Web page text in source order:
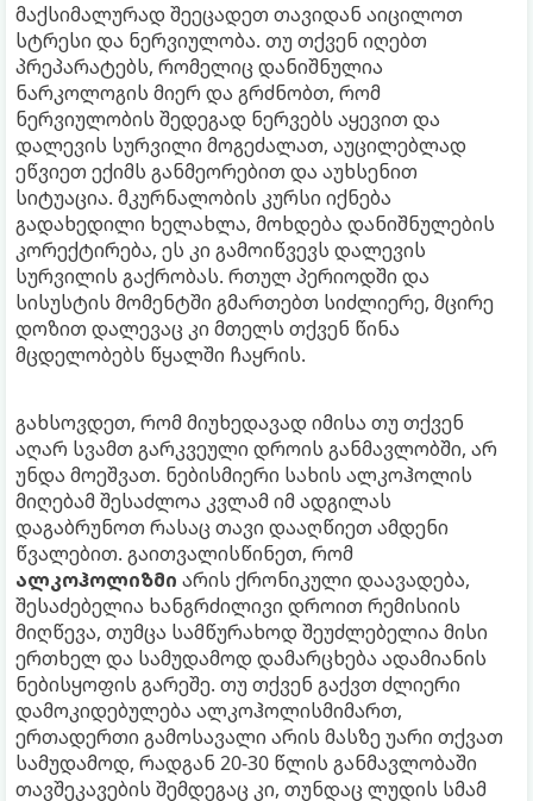
მაქსიმალურად შეეცადეთ თავიდან აიცილოთ
სტრესი და ნერვიულობა. თუ თქვენ იღებთ
პრეპარატებს, რომელიც დანიშნულია
ნარკოლოგის მიერ და გრძნობთ, რომ
ნერვიულობის შედეგად ნერვებს აყევით და
დალევის სურვილი მოგეძალათ, აუცილებლად
ეწვიეთ ექიმს განმეორებით და აუხსენით
სიტუაცია. მკურნალობის კურსი იქნება
გადახედილი ხელახლა, მოხდება დანიშნულების
კორექტირება, ეს კი გამოიწვევს დალევის
სურვილის გაქრობას. რთულ პერიოდში და
სისუსტის მომენტში გმართებთ სიძლიერე, მცირე
დოზით დალევაც კი მთელს თქვენ წინა
მცდელობებს წყალში ჩაყრის.
გახსოვდეთ, რომ მიუხედავად იმისა თუ თქვენ
აღარ სვამთ გარკვეული დროის განმავლობში, არ
უნდა მოეშვათ. ნებისმიერი სახის ალკოჰოლის
მიღებამ შესაძლოა კვლამ იმ ადგილას
დაგაბრუნოთ რასაც თავი დააღწიეთ ამდენი
წვალებით. გაითვალისწინეთ, რომ
ალკოჰოლიზმი არის ქრონიკული დაავადება,
შესაძებელია ხანგრძილივი დროით რემისიის
მიღწევა, თუმცა სამწურახოდ შეუძლებელია მისი
ერთხელ და სამუდამოდ დამარცხება ადამიანის
ნებისყოფის გარეშე. თუ თქვენ გაქვთ ძლიერი
დამოკიდებულება ალკოჰოლისმიმართ,
ერთადერთი გამოსავალი არის მასზე უარი თქვათ
სამუდამოდ, რადგან 20-30 წლის განმავლობაში
თავშეკავების შემდეგაც კი, თუნდაც ლუდის სმამ